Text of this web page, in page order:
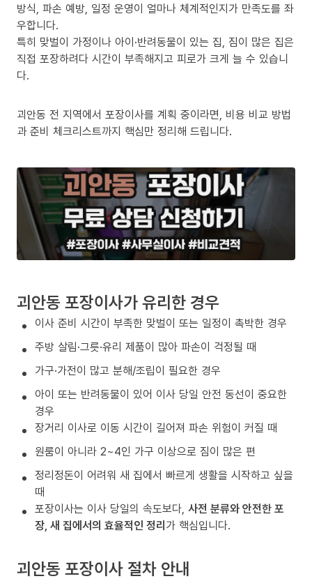
방식, 파손 예방, 일정 운영이 얼마나 체계적인지가 만족도를 좌
우합니다.
특히 맞벌이 가정이나 아이·반려동물이 있는 집, 짐이 많은 집은
직접 포장하려다 시간이 부족해지고 피로가 크게 늘 수 있습니
다.
괴안동 전 지역에서 포장이사를 계획 중이라면, 비용 비교 방법
과 준비 체크리스트까지 핵심만 정리해 드립니다.
괴안동 포장이사가 유리한 경우
이사 준비 시간이 부족한 맞벌이 또는 일정이 촉박한 경우
주방 살림·그릇·유리 제품이 많아 파손이 걱정될 때
가구·가전이 많고 분해/조립이 필요한 경우
아이 또는 반려동물이 있어 이사 당일 안전 동선이 중요한
경우
장거리 이사로 이동 시간이 길어져 파손 위험이 커질 때
원룸이 아니라 2~4인 가구 이상으로 짐이 많은 편
정리정돈이 어려워 새 집에서 빠르게 생활을 시작하고 싶을
때
포장이사는 이사 당일의 속도보다, 사전 분류와 안전한 포
장, 새 집에서의 효율적인 정리가 핵심입니다.
괴안동 포장이사 절차 안내